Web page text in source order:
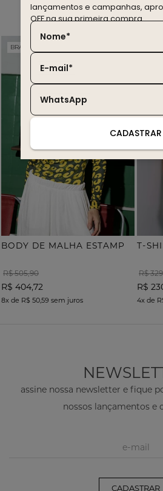
você também
BRASIL EDITION
R$ 505,90
R$ 404,72
8x de R$ 50,59 sem juros
R$
R$
4x de
assine nossa newsletter e fique
nossos lançamentos e
CADASTRAR
lançamentos e campanhas,
OFF na sua primeira compra.
Nome*
E-mail*
WhatsApp
CADASTRAR